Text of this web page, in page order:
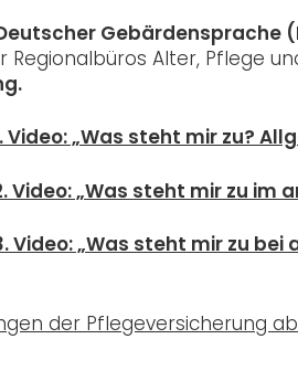
Gebärdensprache
Regionalbüros Alter, Pflege
Video: „Was steht mir zu?
Video: „Was steht mir zu im
Video: „Was steht mir zu
der Pflegeversicherung ab